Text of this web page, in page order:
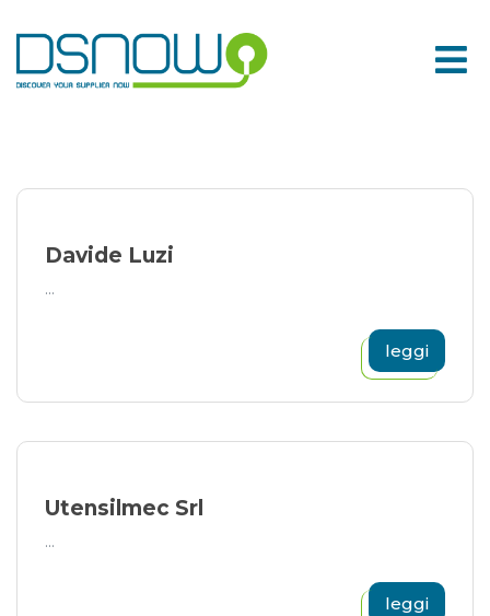
to
content
Davide Luzi
...
leggi
Utensilmec Srl
...
leggi